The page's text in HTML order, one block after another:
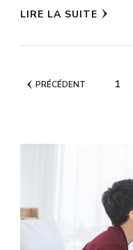
LIRE LA SUITE
Pagination
PRÉCÉDENT PAGE
1